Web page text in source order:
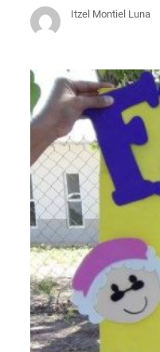
Itzel Montiel Luna